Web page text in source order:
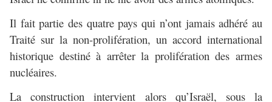
Il fait partie des quatre pays qui n’ont jamais adhéré au
Traité sur la non-prolifération, un accord international
historique destiné à arrêter la prolifération des armes
nucléaires.
La construction intervient alors qu’Israël, sous la